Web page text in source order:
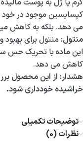
کرم یا ژل به پوست
کپسایسین موجود در خود
می دهد. بلکه به کاهش
منتول: منتول برای
این ماده با تحریک حس
کاهش می دهد.
هشدار: از این محصول
خراشیده خودداری شود.
توضیحات تکمیلی
نظرات (0)